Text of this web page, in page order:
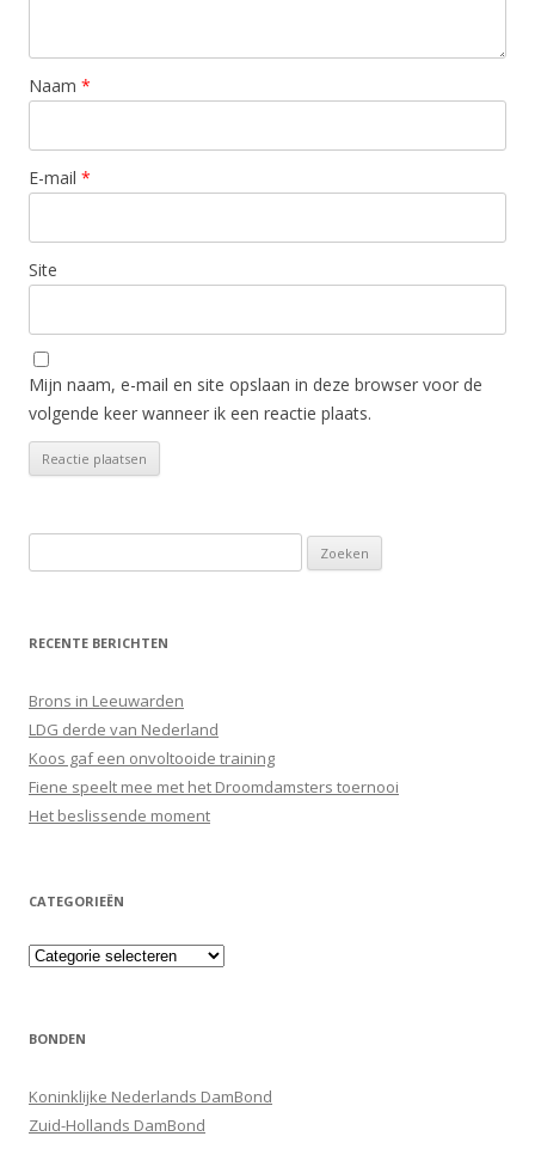
Naam *
E-mail *
Site
Mijn naam, e-mail en site opslaan in deze browser voor de
volgende keer wanneer ik een reactie plaats.
naar:
RECENTE BERICHTEN
Brons in Leeuwarden
LDG derde van Nederland
Koos gaf een onvoltooide training
Fiene speelt mee met het Droomdamsters toernooi
Het beslissende moment
CATEGORIEËN
Categorieën
BONDEN
Koninklijke Nederlands DamBond
Zuid-Hollands DamBond